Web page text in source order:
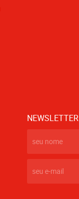
NEWSLETTER